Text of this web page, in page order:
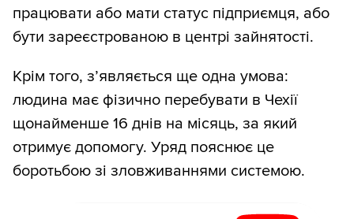
працювати або мати статус підприємця, або
бути зареєстрованою в центрі зайнятості.
Крім того, з’являється ще одна умова:
людина має фізично перебувати в Чехії
щонайменше 16 днів на місяць, за який
отримує допомогу. Уряд пояснює це
боротьбою зі зловживаннями системою.